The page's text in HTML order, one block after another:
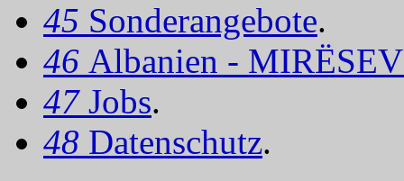
45 Sonderangebote.
46 Albanien -
47 Jobs.
48 Datenschutz.